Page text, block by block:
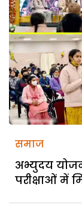
समाज
अभ्युदय
परीक्षाओं में